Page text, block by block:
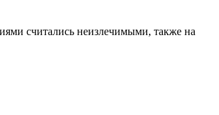
считались неизлечимыми, также на